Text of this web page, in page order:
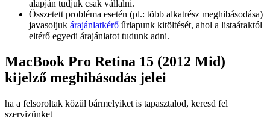
alapján tudjuk csak vállalni.
Összetett probléma esetén (pl.: több alkatrész meghibásodása)
javasoljuk árajánlatkérő űrlapunk kitöltését, ahol a listaáraktól
eltérő egyedi árajánlatot tudunk adni.
MacBook Pro Retina 15 (2012 Mid)
kijelző meghibásodás jelei
ha a felsoroltak közül bármelyiket is tapasztalod, keresd fel
szervizünket